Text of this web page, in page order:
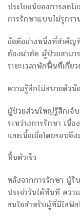
ประโยชน์ของการลดไ
การรักษาแบบไม่รุกรา
ข้อดีอย่างหนึ่งที่สำคัญ
ต้องผ่าตัด ผู้ป่วยสามา
ระยะเวลาพักฟื้นที่เกี่
ความรู้สึกไม่สบายตัว
ผู้ป่วยส่วนใหญ่รู้สึกเจ็
ระหว่างการรักษา เนื่
และเนื้อเยื่อโดยรอบจึ
ฟื้นตัวเร็ว
หลังจากการรักษา ผู้รั
ประจำวันได้ทันที ควา
สนใจสำหรับผู้ที่มีไลฟ์